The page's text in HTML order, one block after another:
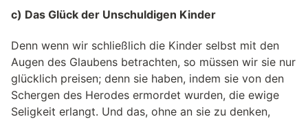
c) Das Glück der Unschuldigen Kinder
Denn wenn wir schließlich die Kinder selbst mit den
Augen des Glaubens betrachten, so müssen wir sie nur
glücklich preisen; denn sie haben, indem sie von den
Schergen des Herodes ermordet wurden, die ewige
Seligkeit erlangt. Und das, ohne an sie zu denken,